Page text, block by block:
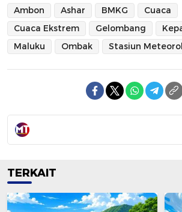
Ambon Ashar BMKG
Cuaca
Cuaca Ekstrem
Gelombang
Maluku
Ombak
TERKAIT